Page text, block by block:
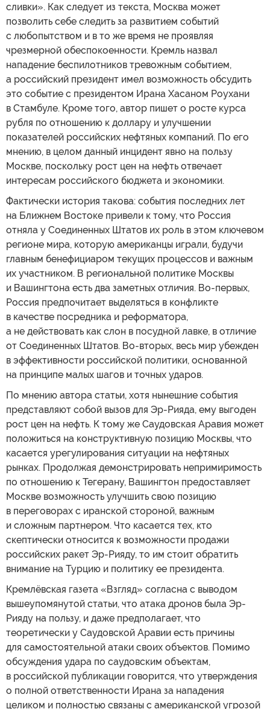
сливки». Как следует из текста, Москва может
позволить себе следить за развитием событий
с любопытством и в то же время не проявляя
чрезмерной обеспокоенности. Кремль назвал
нападение беспилотников тревожным событием,
а российский президент имел возможность обсудить
это событие с президентом Ирана Хасаном Роухани
в Стамбуле. Кроме того, автор пишет о росте курса
рубля по отношению к доллару и улучшении
показателей российских нефтяных компаний. По его
мнению, в целом данный инцидент явно на пользу
Москве, поскольку рост цен на нефть отвечает
интересам российского бюджета и экономики.
Фактически история такова: события последних лет
на Ближнем Востоке привели к тому, что Россия
отняла у Соединенных Штатов их роль в этом ключевом
регионе мира, которую американцы играли, будучи
главным бенефициаром текущих процессов и важным
их участником. В региональной политике Москвы
и Вашингтона есть два заметных отличия. Во-первых,
Россия предпочитает выделяться в конфликте
в качестве посредника и реформатора,
а не действовать как слон в посудной лавке, в отличие
от Соединенных Штатов. Во-вторых, весь мир убежден
в эффективности российской политики, основанной
на принципе малых шагов и точных ударов.
По мнению автора статьи, хотя нынешние события
представляют собой вызов для Эр-Рияда, ему выгоден
рост цен на нефть. К тому же Саудовская Аравия может
положиться на конструктивную позицию Москвы, что
касается урегулирования ситуации на нефтяных
рынках. Продолжая демонстрировать непримиримость
по отношению к Тегерану, Вашингтон предоставляет
Москве возможность улучшить свою позицию
в переговорах с иранской стороной, важным
и сложным партнером. Что касается тех, кто
скептически относится к возможности продажи
российских ракет Эр-Рияду, то им стоит обратить
внимание на Турцию и политику ее президента.
Кремлёвская газета «Взгляд» согласна с выводом
вышеупомянутой статьи, что атака дронов была Эр-
Рияду на пользу, и даже предполагает, что
теоретически у Саудовской Аравии есть причины
для самостоятельной атаки своих объектов. Помимо
обсуждения удара по саудовским объектам,
в российской публикации говорится, что утверждения
о полной ответственности Ирана за нападения
целиком и полностью связаны с американской угрозой